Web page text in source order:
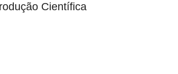
Científica